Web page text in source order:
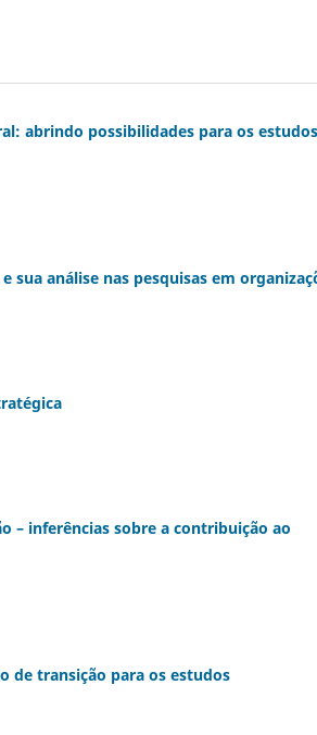
abrindo possibilidades para os estudos
análise nas pesquisas em
– inferências sobre a contribuição ao
de transição para os estudos